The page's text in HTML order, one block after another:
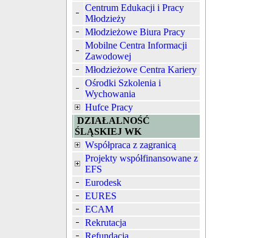
Centrum Edukacji i Pracy
Młodzieży
Młodzieżowe Biura Pracy
Mobilne Centra Informacji
Zawodowej
Młodzieżowe Centra Kariery
Ośrodki Szkolenia i
Wychowania
Hufce Pracy
DZIAŁALNOŚĆ
ŚLĄSKIEJ WK
Współpraca z zagranicą
Projekty współfinansowane z
EFS
Eurodesk
EURES
ECAM
Rekrutacja
Refundacja